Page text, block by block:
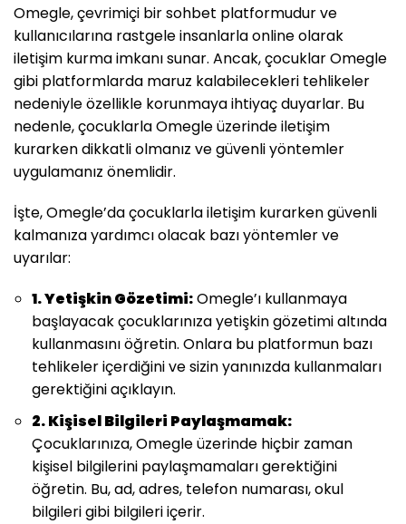
Omegle, çevrimiçi bir sohbet platformudur ve
kullanıcılarına rastgele insanlarla online olarak
iletişim kurma imkanı sunar. Ancak, çocuklar Omegle
gibi platformlarda maruz kalabilecekleri tehlikeler
nedeniyle özellikle korunmaya ihtiyaç duyarlar. Bu
nedenle, çocuklarla Omegle üzerinde iletişim
kurarken dikkatli olmanız ve güvenli yöntemler
uygulamanız önemlidir.
İşte, Omegle’da çocuklarla iletişim kurarken güvenli
kalmanıza yardımcı olacak bazı yöntemler ve
uyarılar:
1. Yetişkin Gözetimi:Omegle’ı kullanmaya
başlayacak çocuklarınıza yetişkin gözetimi altında
kullanmasını öğretin. Onlara bu platformun bazı
tehlikeler içerdiğini ve sizin yanınızda kullanmaları
gerektiğini açıklayın.
2. Kişisel Bilgileri Paylaşmamak:
Çocuklarınıza, Omegle üzerinde hiçbir zaman
kişisel bilgilerini paylaşmamaları gerektiğini
öğretin. Bu, ad, adres, telefon numarası, okul
bilgileri gibi bilgileri içerir.